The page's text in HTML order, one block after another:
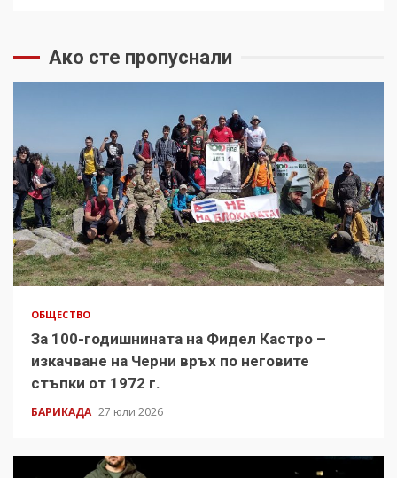
Ако сте пропуснали
ОБЩЕСТВО
За 100-годишнината на Фидел Кастро –
изкачване на Черни връх по неговите
стъпки от 1972 г.
БАРИКАДА 27 юли 2026